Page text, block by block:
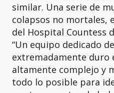
similar. Una serie de
colapsos no mortales,
del Hospital Countess
“Un equipo dedicado
extremadamente duro
altamente complejo y
todo lo posible para